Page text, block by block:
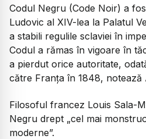
Codul Negru (Code Noir) a
Ludovic al XIV-lea la Palatul
a stabili regulile sclaviei în
Codul a rămas în vigoare în
a pierdut orice autoritate,
către Franța în 1848, notează
Filosoful francez Louis Sala-
Negru drept „cel mai
moderne”.